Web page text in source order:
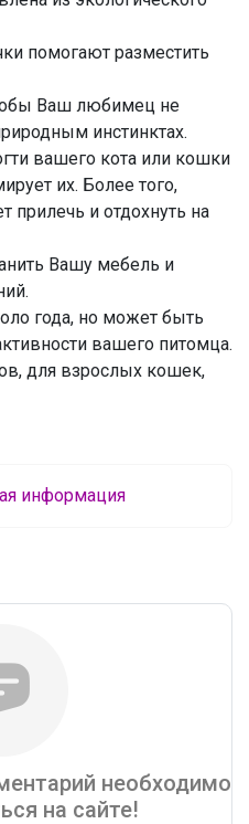
помогают разместить
Ваш любимец не
инстинктах.
вашего кота или кошки
их. Более того,
прилечь и отдохнуть на
Вашу мебель и
года, но может быть
вашего питомца.
для взрослых кошек,
информация
необходимо
на сайте!